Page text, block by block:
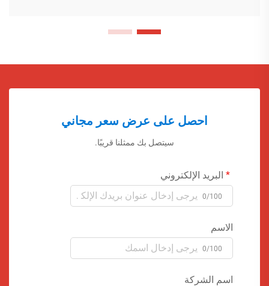
احصل على عرض سعر مجاني
سيتصل بك ممثلنا قريبًا.
البريد الإلكتروني
0/100
الاسم
0/100
اسم الشركة